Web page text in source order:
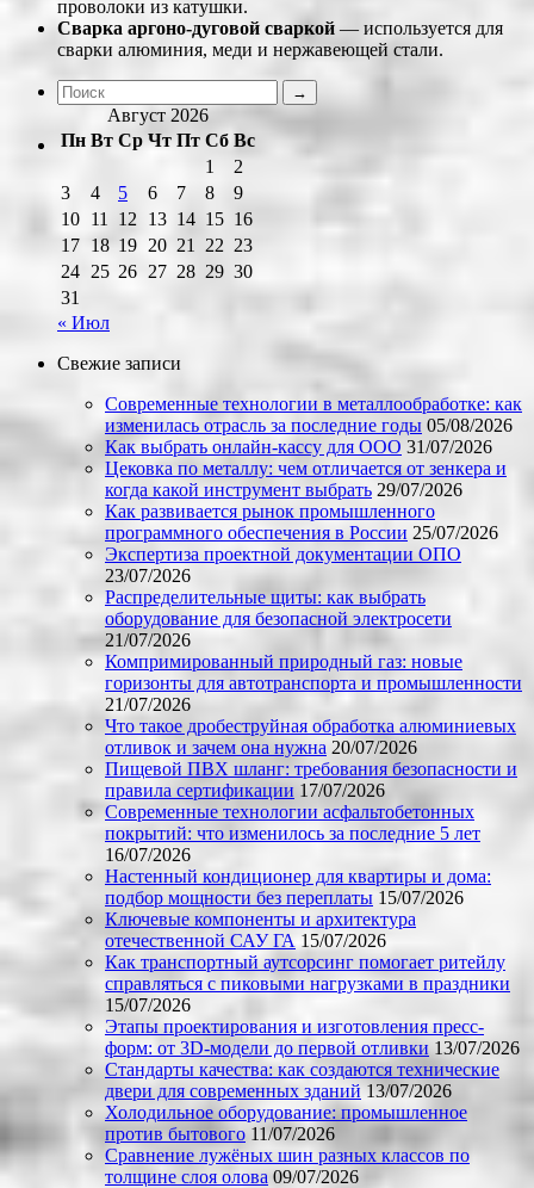
проволоки из катушки.
Сварка аргоно-дуговой сваркой— используется для
сварки алюминия, меди и нержавеющей стали.
Август 2026
Пн Вт Ср Чт Пт Сб Вс
1
2
3
4 5 6 7 8
9
10 11 12 13 14 15 16
17 18 19 20 21 22 23
24 25 26 27 28 29 30
31
« Июл
Свежие записи
Современные технологии в металлообработке: как
изменилась отрасль за последние годы 05/08/2026
Как выбрать онлайн-кассу для ООО 31/07/2026
Цековка по металлу: чем отличается от зенкера и
когда какой инструмент выбрать 29/07/2026
Как развивается рынок промышленного
программного обеспечения в России 25/07/2026
Экспертиза проектной документации ОПО
23/07/2026
Распределительные щиты: как выбрать
оборудование для безопасной электросети
21/07/2026
Компримированный природный газ: новые
горизонты для автотранспорта и промышленности
21/07/2026
Что такое дробеструйная обработка алюминиевых
отливок и зачем она нужна 20/07/2026
Пищевой ПВХ шланг: требования безопасности и
правила сертификации 17/07/2026
Современные технологии асфальтобетонных
покрытий: что изменилось за последние 5 лет
16/07/2026
Настенный кондиционер для квартиры и дома:
подбор мощности без переплаты 15/07/2026
Ключевые компоненты и архитектура
отечественной САУ ГА 15/07/2026
Как транспортный аутсорсинг помогает ритейлу
справляться с пиковыми нагрузками в праздники
15/07/2026
Этапы проектирования и изготовления пресс-
форм: от 3D-модели до первой отливки 13/07/2026
Стандарты качества: как создаются технические
двери для современных зданий 13/07/2026
Холодильное оборудование: промышленное
против бытового 11/07/2026
Сравнение лужёных шин разных классов по
толщине слоя олова 09/07/2026